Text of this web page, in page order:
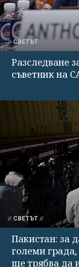
СВЕТЪТ
Разследване
съветник на
СВЕТЪТ
Пакистан: за
големи
ще трябва да